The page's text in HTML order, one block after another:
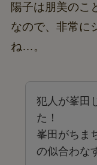
陽子は朋美のこ
なので、非常に
ね…。
犯人が峯田
た！
峯田がちま
の似合わな